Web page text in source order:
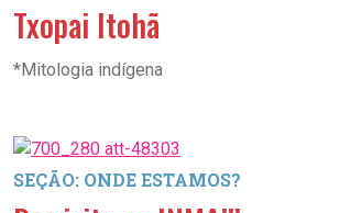
Txopai Itohã
*Mitologia indígena
SEÇÃO: ONDE ESTAMOS?